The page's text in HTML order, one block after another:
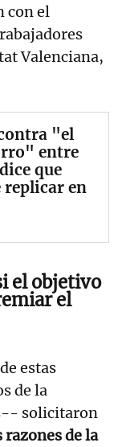
con el
Valenciana,
"el
entre
que
replicar en
el objetivo
el
estas
de la
solicitaron
razones de la